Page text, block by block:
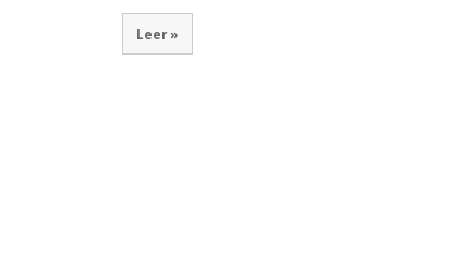
Leer »